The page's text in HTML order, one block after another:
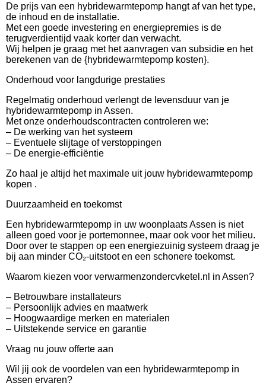
De prijs van een hybridewarmtepomp hangt af van het type,
de inhoud en de installatie.
Met een goede investering en energiepremies is de
terugverdientijd vaak korter dan verwacht.
Wij helpen je graag met het aanvragen van subsidie en het
berekenen van de {hybridewarmtepomp kosten}.
Onderhoud voor langdurige prestaties
Regelmatig onderhoud verlengt de levensduur van je
hybridewarmtepomp in Assen.
Met onze onderhoudscontracten controleren we:
– De werking van het systeem
– Eventuele slijtage of verstoppingen
– De energie-efficiëntie
Zo haal je altijd het maximale uit jouw hybridewarmtepomp
kopen .
Duurzaamheid en toekomst
Een hybridewarmtepomp in uw woonplaats Assen is niet
alleen goed voor je portemonnee, maar ook voor het milieu.
Door over te stappen op een energiezuinig systeem draag je
bij aan minder CO₂-uitstoot en een schonere toekomst.
Waarom kiezen voor verwarmenzondercvketel.nl in Assen?
– Betrouwbare installateurs
– Persoonlijk advies en maatwerk
– Hoogwaardige merken en materialen
– Uitstekende service en garantie
Vraag nu jouw offerte aan
Wil jij ook de voordelen van een hybridewarmtepomp in
Assen ervaren?